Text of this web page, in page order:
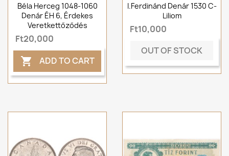
Béla Herceg 1048-1060
Denár ÉH 6, Érdekes
Veretkettőződés
Ft20,000
 ADD TO CART
I.Ferdinánd Denár 1530 C-
Liliom
Ft10,000
OUT OF STOCK